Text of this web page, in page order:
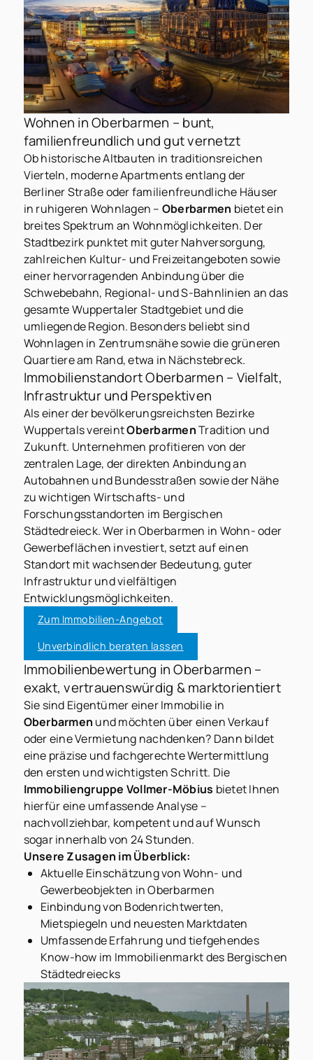
Wohnen in Oberbarmen – bunt,
familienfreundlich und gut vernetzt
Ob historische Altbauten in traditionsreichen
Vierteln, moderne Apartments entlang der
Berliner Straße oder familienfreundliche Häuser
in ruhigeren Wohnlagen – Oberbarmen bietet ein
breites Spektrum an Wohnmöglichkeiten. Der
Stadtbezirk punktet mit guter Nahversorgung,
zahlreichen Kultur- und Freizeitangeboten sowie
einer hervorragenden Anbindung über die
Schwebebahn, Regional- und S-Bahnlinien an das
gesamte Wuppertaler Stadtgebiet und die
umliegende Region. Besonders beliebt sind
Wohnlagen in Zentrumsnähe sowie die grüneren
Quartiere am Rand, etwa in Nächstebreck.
Immobilienstandort Oberbarmen – Vielfalt,
Infrastruktur und Perspektiven
Als einer der bevölkerungsreichsten Bezirke
Wuppertals vereintOberbarmenTradition und
Zukunft. Unternehmen profitieren von der
zentralen Lage, der direkten Anbindung an
Autobahnen und Bundesstraßen sowie der Nähe
zu wichtigen Wirtschafts- und
Forschungsstandorten im Bergischen
Städtedreieck. Wer in Oberbarmen in Wohn- oder
Gewerbeflächen investiert, setzt auf einen
Standort mit wachsender Bedeutung, guter
Infrastruktur und vielfältigen
Entwicklungsmöglichkeiten.
Zum Immobilien-Angebot
Unverbindlich beraten lassen
Immobilienbewertung in Oberbarmen –
exakt, vertrauenswürdig & marktorientiert
Sie sind Eigentümer einer Immobilie in
Oberbarmen und möchten über einen Verkauf
oder eine Vermietung nachdenken? Dann bildet
eine präzise und fachgerechte Wertermittlung
den ersten und wichtigsten Schritt. Die
Immobiliengruppe Vollmer-Möbius bietet Ihnen
hierfür eine umfassende Analyse –
nachvollziehbar, kompetent und auf Wunsch
sogar innerhalb von 24 Stunden.
Unsere Zusagen im Überblick:
Aktuelle Einschätzung von Wohn- und
Gewerbeobjekten in Oberbarmen
Einbindung von Bodenrichtwerten,
Mietspiegeln und neuesten Marktdaten
Umfassende Erfahrung und tiefgehendes
Know-how im Immobilienmarkt des Bergischen
Städtedreiecks